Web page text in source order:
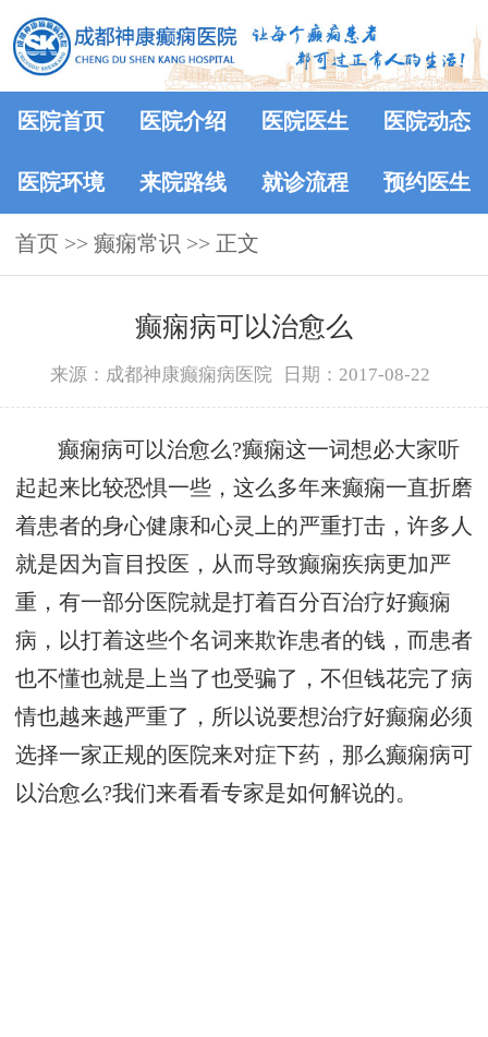
医院首页 医院介绍 医院医生 医院动态
医院环境 来院路线 就诊流程 预约医生
首页 >> 癫痫常识 >> 正文
癫痫病可以治愈么
来源：成都神康癫痫病医院 日期：2017-08-22
癫痫病可以治愈么?癫痫这一词想必大家听
起起来比较恐惧一些，这么多年来癫痫一直折磨
着患者的身心健康和心灵上的严重打击，许多人
就是因为盲目投医，从而导致癫痫疾病更加严
重，有一部分医院就是打着百分百治疗好癫痫
病，以打着这些个名词来欺诈患者的钱，而患者
也不懂也就是上当了也受骗了，不但钱花完了病
情也越来越严重了，所以说要想治疗好癫痫必须
选择一家正规的医院来对症下药，那么癫痫病可
以治愈么?我们来看看专家是如何解说的。